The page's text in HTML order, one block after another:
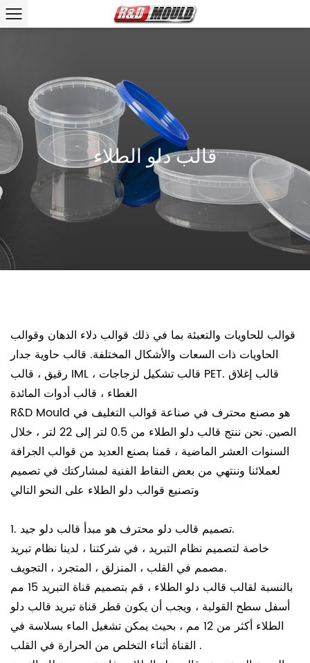
قالب دلو الطلاء
قوالب للحاويات والتعبئة بما في ذلك قوالب دلاء الدهان وقوالب
الحاويات ذات السعات والأشكال المختلفة. قالب حاوية جدار
رقيق ، قالب IML ، قالب تشكيل لزجاجات PET. قالب إغلاق
الغطاء ، قالب أدوات المائدة
R&D Mould هو مصنع محترف في صناعة قوالب التغليف في
الصين. نحن ننتج قالب دلو الطلاء من 0.5 لتر إلى 22 لتر ، خلال
السنوات العشر الماضية ، قمنا بصنع العديد من قوالب الجرافة
لعملائنا وننتهي من بعض النقاط الفنية لمشاركتك في تصميم
وتصنيع قوالب دلو الطلاء على النحو التالي
1. تصميم قالب دلو محترف هو مبدأ قالب دلو جيد.
خاصة لتصميم نظام التبريد ، في شركتنا ، لدينا نظام تبريد
مصمم في القلب ، المنزلق ، المتجرد ، التجويف.
بالنسبة لقالب قالب دلو الطلاء ، قم بتصميم قناة التبريد 15 مم
أسفل سطح القولبة ، ويجب أن يكون قطر قناة تبريد قالب دلو
الطلاء أكثر من 12 مم ، بحيث يمكن تشغيل الماء بسلاسة في
القناة أثناء التخلص من الحرارة في القلب .